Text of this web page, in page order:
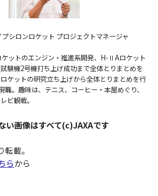
シロンロケット プロジェクトマネージャ
ットのエンジン・推進系開発、H-ⅡAロケット
験機2号機打ち上げ成功まで全体とりまとめを
ケットの研究立ち上げから全体とりまとめを行
職。趣味は、テニス、コーヒー・本屋めぐり、
ビ観戦。
い画像はすべて(c)JAXAです
転載。
らから